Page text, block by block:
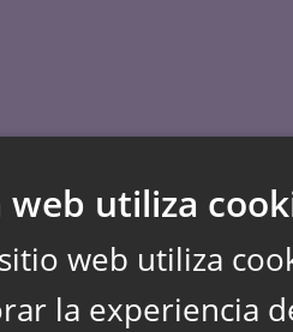
web utiliza
web utiliza
la experiencia